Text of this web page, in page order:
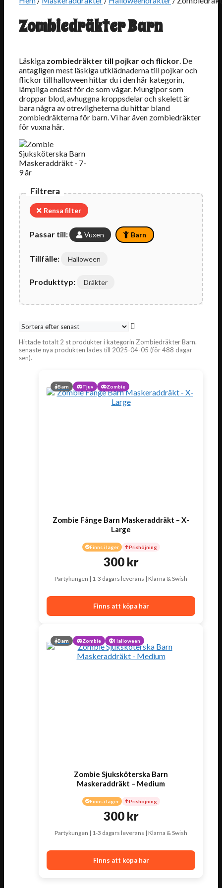
Zombiedräkter Barn
Läskiga zombiedräkter till pojkar och flickor. De
antagligen mest läskiga utklädnaderna till pojkar och
flickor till halloween hittar du i den här kategorin,
lämpliga endast för de som vågar. Mungipor som
droppar blod, avhuggna kroppsdelar och skelett är
bara några av otrevligheterna du hittar bland
zombiedräkterna för barn. Vi har även zombiedräkter
för vuxna här.
Filtrera
Rensa filter
Passar till: Vuxen Barn
Tillfälle: Halloween
Produkttyp: Dräkter
Hittade totalt 2 st produkter i kategorin Zombiedräkter Barn.
senaste nya produkten lades till 2025-04-05 (för 488 dagar
sen).
Barn Tjuv Zombie
Zombie Fånge Barn Maskeraddräkt – X-
Large
Finns i lager Prishöjning
300 kr
Partykungen | 1-3 dagars leverans | Klarna & Swish
Finns att köpa här
Barn Zombie Halloween
Zombie Sjuksköterska Barn
Maskeraddräkt – Medium
Finns i lager Prishöjning
300 kr
Partykungen | 1-3 dagars leverans | Klarna & Swish
Finns att köpa här